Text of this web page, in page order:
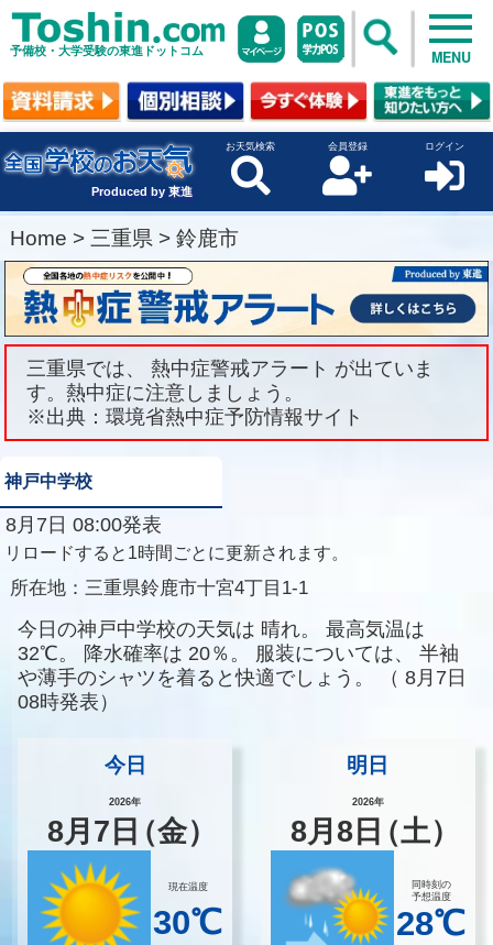
予備校・大学受験の東進ドットコム MENU
Produced by 東進
お天気検索 会員登録 ログイン
Home > 三重県 > 鈴鹿市
三重県では、 熱中症警戒アラート が出ていま
す。熱中症に注意しましょう。
※出典：環境省熱中症予防情報サイト
神戸中学校
8月7日 08:00発表
リロードすると1時間ごとに更新されます。
所在地： 三重県鈴鹿市十宮4丁目1-1
今日の神戸中学校の天気は 晴れ。
最高気温は
32℃。
降水確率は 20％。 服装については、
半袖
や薄手のシャツを着ると快適でしょう。
（ 8月7日
08時発表）
今日
2026年
8月 7 日（金）
現在温度
30℃
明日
2026年
8月8 日（土）
同時刻の
予想温度
28℃